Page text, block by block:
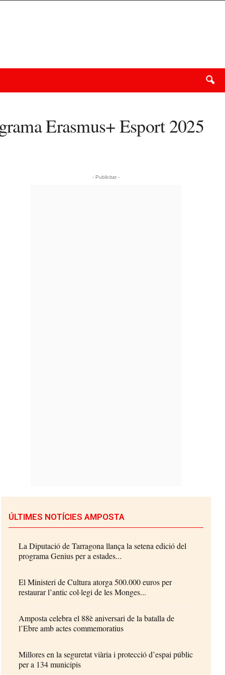
Erasmus+ Esport 2025
- Publicitat -
ÚLTIMES NOTÍCIES AMPOSTA
La Diputació de Tarragona llança la setena edició del
programa Genius per a estades...
El Ministeri de Cultura atorga 500.000 euros per
restaurar l’antic col·legi de les Monges...
Amposta celebra el 88è aniversari de la batalla de
l’Ebre amb actes commemoratius
Millores en la seguretat viària i protecció d’espai públic
per a 134 municipis